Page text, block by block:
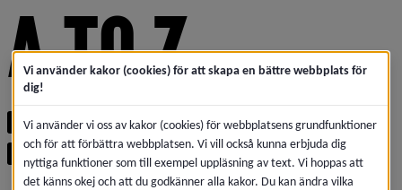
A TO Z
B C D E F G H I J K L M N
T
Vi använder kakor (cookies) för att skapa en bättre webbplats för
dig!
Vi använder vi oss av kakor (cookies) för webbplatsens grundfunktioner
och för att förbättra webbplatsen. Vi vill också kunna erbjuda dig
nyttiga funktioner som till exempel uppläsning av text. Vi hoppas att
det känns okej och att du godkänner alla kakor. Du kan ändra vilka